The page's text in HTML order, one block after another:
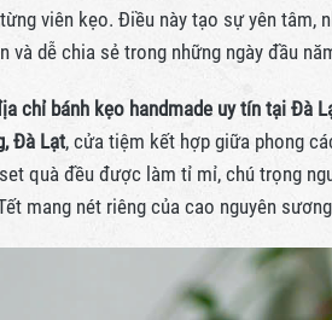
viên kẹo. Điều này tạo sự yên
và dễ chia sẻ trong những ngày đầu
chỉ bánh kẹo handmade uy tín tại Đà
Đà Lạt, cửa tiệm kết hợp giữa phong
quà đều được làm tỉ mỉ, chú trọng
mang nét riêng của cao nguyên